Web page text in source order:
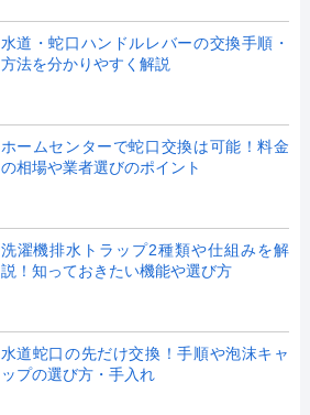
水道・蛇口ハンドルレバーの交換手順・
方法を分かりやすく解説
ホームセンターで蛇口交換は可能！料金
の相場や業者選びのポイント
洗濯機排水トラップ2種類や仕組みを解
説！知っておきたい機能や選び方
水道蛇口の先だけ交換！手順や泡沫キャ
ップの選び方・手入れ